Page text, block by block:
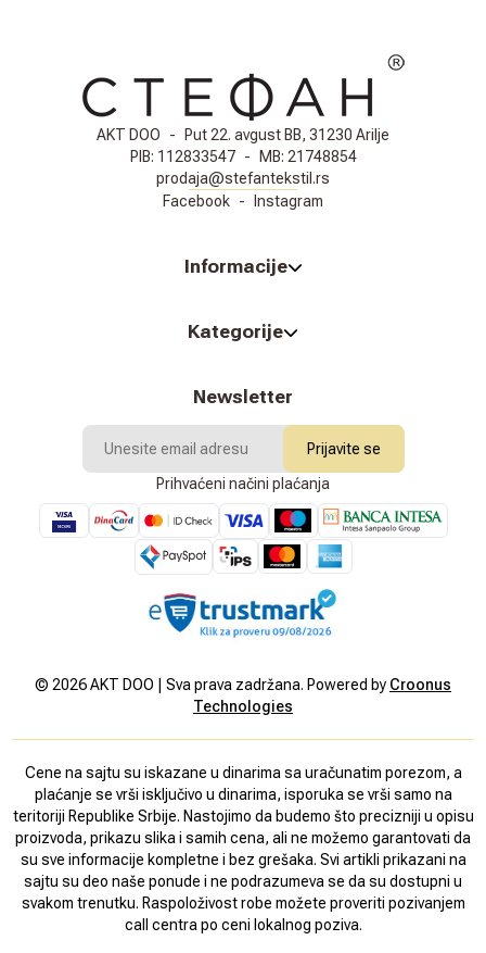
AKT DOO - Put 22. avgust BB, 31230 Arilje
PIB: 112833547 - MB: 21748854
prodaja@stefantekstil.rs
Facebook - Instagram
Informacije
Kategorije
Newsletter
Prijavite se
Prihvaćeni načini plaćanja
© 2026AKT DOO | Sva prava zadržana. Powered by Croonus
Technologies
Cene na sajtu su iskazane u dinarima sa uračunatim porezom, a
plaćanje se vrši isključivo u dinarima, isporuka se vrši samo na
teritoriji Republike Srbije. Nastojimo da budemo što precizniji u opisu
proizvoda, prikazu slika i samih cena, ali ne možemo garantovati da
su sve informacije kompletne i bez grešaka. Svi artikli prikazani na
sajtu su deo naše ponude i ne podrazumeva se da su dostupni u
svakom trenutku. Raspoloživost robe možete proveriti pozivanjem
call centra po ceni lokalnog poziva.